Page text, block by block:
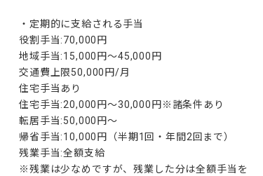
・定期的に支給される手当
役割手当:70,000円
地域手当:15,000円～45,000円
交通費上限50,000円/月
住宅手当あり
住宅手当:20,000円～30,000円※諸条件あり
転居手当:50,000円〜
帰省手当:10,000円（半期1回・年間2回まで）
残業手当:全額支給
※残業は少なめですが、残業した分は全額手当を